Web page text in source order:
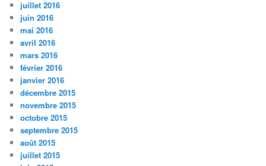
juillet 2016
juin 2016
mai 2016
avril 2016
mars 2016
février 2016
janvier 2016
décembre 2015
novembre 2015
octobre 2015
septembre 2015
août 2015
juillet 2015